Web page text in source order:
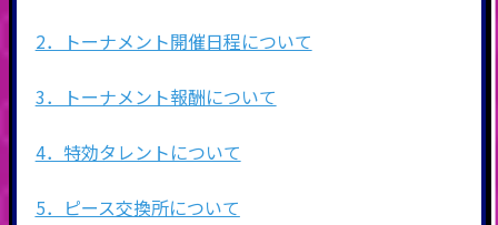
2．トーナメント開催日程について
3．トーナメント報酬について
4．特効タレントについて
5．ピース交換所について